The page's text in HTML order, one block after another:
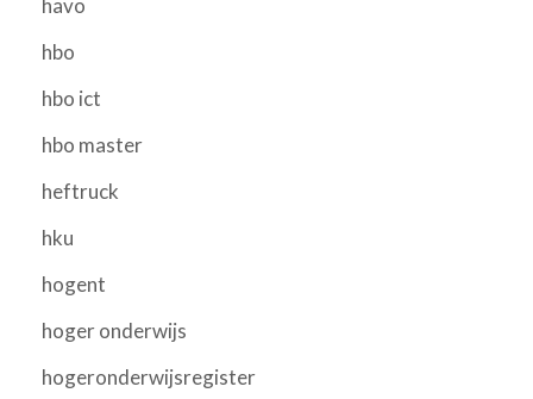
hbo
hbo ict
hbo master
heftruck
hku
hogent
hoger onderwijs
hogeronderwijsregister